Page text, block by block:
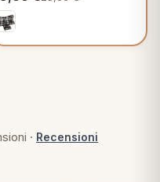
· Recensioni